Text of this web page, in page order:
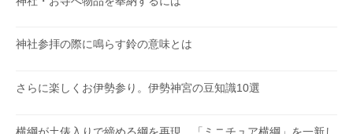
神社参拝の際に鳴らす鈴の意味とは
さらに楽しくお伊勢参り。伊勢神宮の豆知識10選
横綱が土俵入りで締める綱を再現、「ミニチュア横綱」を一新し